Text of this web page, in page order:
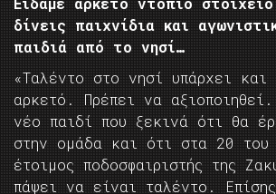
δίνεις παιχνίδια και
παιδιά από το νησί…
«Ταλέντο στο νησί υπάρχει και
αρκετό. Πρέπει να
νέο παιδί που ξεκινά ότι θα
στην ομάδα και ότι στα 20 του
έτοιμος ποδοσφαιριστής της
πάψει να είναι ταλέντο.